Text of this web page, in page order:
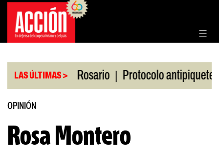
Saltar
contenido
LAS ÚLTIMAS >
la Bolsa de Rosario | Protocolo antipiquetes |
OPINIÓN
Rosa Montero